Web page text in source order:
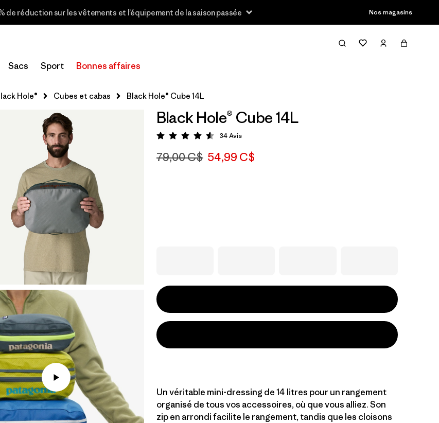
de réduction sur les vêtements et l’équipement de la saison passée Nos magasins
Sacs Sport Bonnes affaires
Hole® Cubes et cabas Black Hole® Cube 14L
Black Hole® Cube 14L
Évaluation: 4.6 / 5
34Avis
79,00 C$ 54,99 C$
Un véritable mini-dressing de 14 litres pour un rangement
organisé de tous vos accessoires, où que vous alliez. Son
zip en arrondi facilite le rangement, tandis que les cloisons